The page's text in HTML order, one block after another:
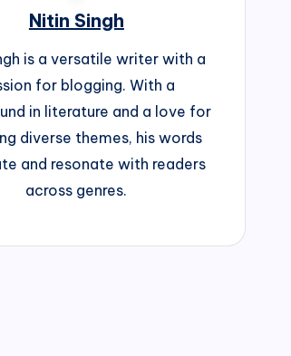
Nitin Singh
is a versatile writer with a
for blogging. With a
in literature and a love for
diverse themes, his words
and resonate with readers
across genres.